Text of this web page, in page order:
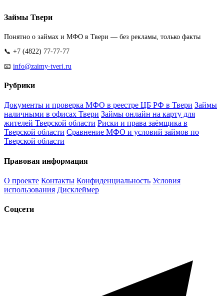
Займы Твери
Понятно о займах и МФО в Твери — без рекламы, только факты
📞 +7 (4822) 77-77-77
📧 info@zaimy-tveri.ru
Рубрики
Документы и проверка МФО в реестре ЦБ РФ в Твери Займы
наличными в офисах Твери Займы онлайн на карту для
жителей Тверской области Риски и права заёмщика в
Тверской области Сравнение МФО и условий займов по
Тверской области
Правовая информация
О проекте Контакты Конфиденциальность Условия
использования Дисклеймер
Соцсети